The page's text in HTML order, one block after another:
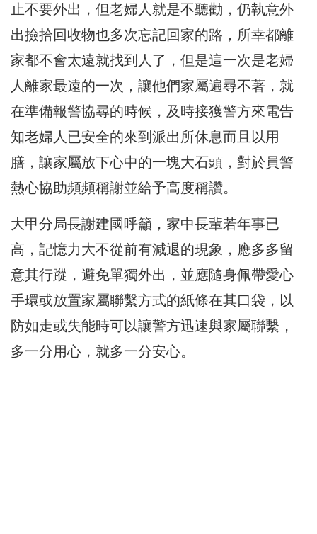
止不要外出，但老婦人就是不聽勸，仍執意外
出撿拾回收物也多次忘記回家的路，所幸都離
家都不會太遠就找到人了，但是這一次是老婦
人離家最遠的一次，讓他們家屬遍尋不著，就
在準備報警協尋的時候，及時接獲警方來電告
知老婦人已安全的來到派出所休息而且以用
膳，讓家屬放下心中的一塊大石頭，對於員警
熱心協助頻頻稱謝並給予高度稱讚。
大甲分局長謝建國呼籲，家中長輩若年事已
高，記憶力大不從前有減退的現象，應多多留
意其行蹤，避免單獨外出，並應隨身佩帶愛心
手環或放置家屬聯繫方式的紙條在其口袋，以
防如走或失能時可以讓警方迅速與家屬聯繫，
多一分用心，就多一分安心。